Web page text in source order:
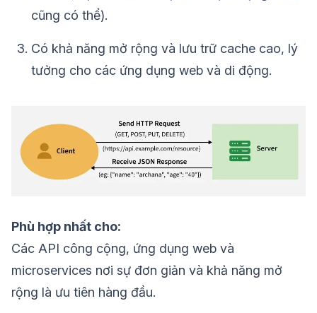
cũng có thể).
Có khả năng mở rộng và lưu trữ cache cao, lý
tưởng cho các ứng dụng web và di động.
Phù hợp nhất cho:
Các API công cộng, ứng dụng web và
microservices nơi sự đơn giản và khả năng mở
rộng là ưu tiên hàng đầu.